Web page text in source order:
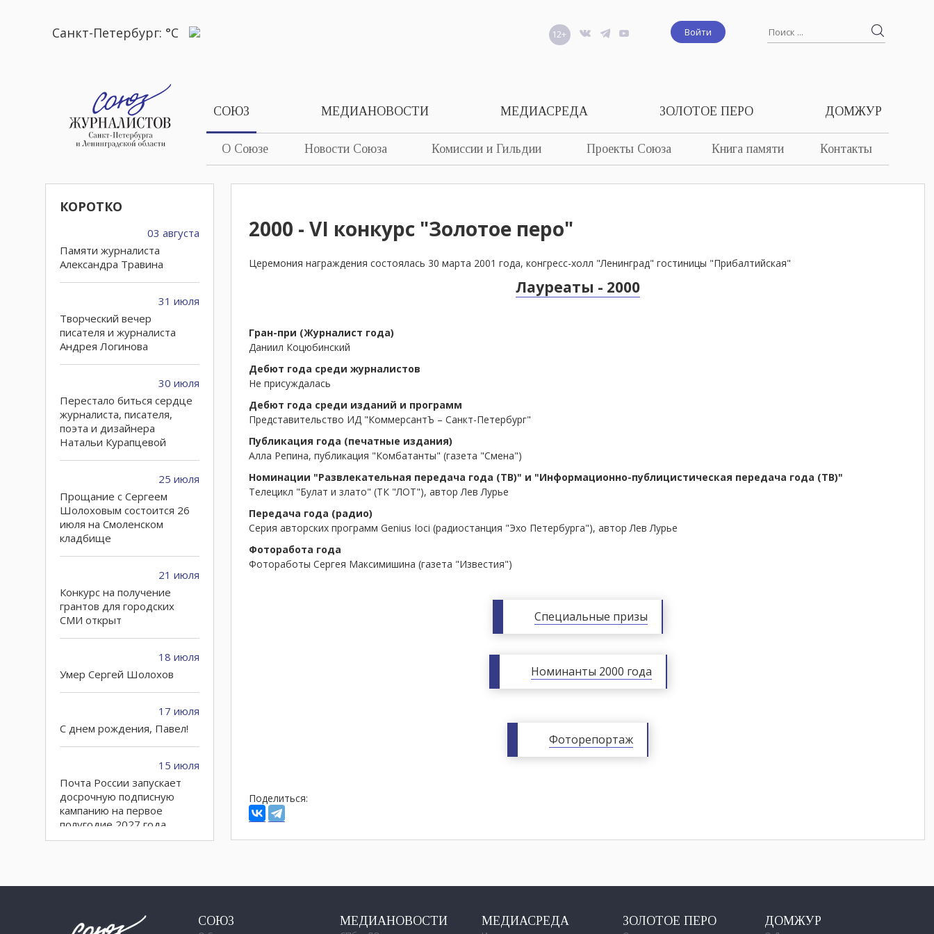
Санкт-Петербург: °C Войти
12+
СОЮЗ
О Союзе Новости Союза Комиссии и Гильдии Проекты Союза Книга памяти Контакты
МЕДИАНОВОСТИ МЕДИАСРЕДА ЗОЛОТОЕ ПЕРО ДОМЖУР
КОРОТКО
03 августа
Памяти журналиста
Александра Травина
31 июля
Творческий вечер
писателя и журналиста
Андрея Логинова
30 июля
Перестало биться сердце
журналиста, писателя,
поэта и дизайнера
Натальи Курапцевой
25 июля
Прощание с Сергеем
Шолоховым состоится 26
июля на Смоленском
кладбище
21 июля
Конкурс на получение
грантов для городских
СМИ открыт
18 июля
Умер Сергей Шолохов
17 июля
C днем рождения, Павел!
15 июля
Почта России запускает
досрочную подписную
кампанию на первое
полугодие 2027 года
02 июля
2000 - VI конкурс "Золотое перо"
Церемония награждения состоялась 30 марта 2001 года, конгресс-холл "Ленинград" гостиницы "Прибалтийская"
Лауреаты - 2000
Гран-при (Журналист года)
Даниил Коцюбинский
Дебют года среди журналистов
Не присуждалась
Дебют года среди изданий и программ
Представительство ИД "КоммерсантЪ – Санкт-Петербург"
Публикация года (печатные издания)
Алла Репина, публикация "Комбатанты" (газета "Смена")
Номинации "Развлекательная передача года (ТВ)" и "Информационно-публицистическая передача года (ТВ)"
Телецикл "Булат и злато" (ТК "ЛОТ"), автор Лев Лурье
Передача года (радио)
Серия авторских программ Genius Ioci (радиостанция "Эхо Петербурга"), автор Лев Лурье
Фоторабота года
Фотоработы Сергея Максимишина (газета "Известия")
Специальные призы
Номинанты 2000 года
Фоторепортаж
Поделиться:
СОЮЗ МЕДИАНОВОСТИ МЕДИАСРЕДА ЗОЛОТОЕ ПЕРО ДОМЖУР